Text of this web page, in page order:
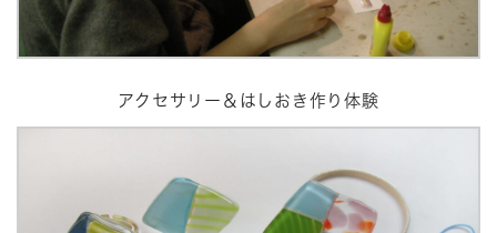
アクセサリー＆はしおき作り体験